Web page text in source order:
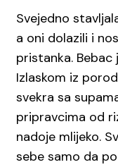
Svejedno
a oni dolazili i
pristanka.
Izlaskom iz
svekra sa
pripravcima od
nadoje mlijeko.
sebe samo da